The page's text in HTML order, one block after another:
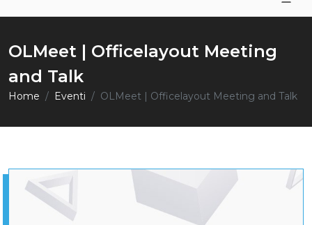
OLMeet | Officelayout Meeting
and Talk
Home Eventi OLMeet | Officelayout Meeting and Talk